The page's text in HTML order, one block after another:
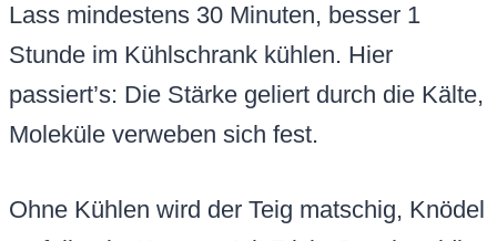
Lass mindestens 30 Minuten, besser 1
Stunde im Kühlschrank kühlen. Hier
passiert’s: Die Stärke geliert durch die Kälte,
Moleküle verweben sich fest.
Ohne Kühlen wird der Teig matschig, Knödel